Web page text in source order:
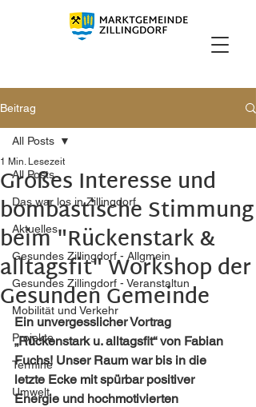
Beitrag
All Posts
Das war los in Zillingdorf
Aktuelles
Gesundes Zillingdorf - Allgmein
Gesundes Zillingdorf - Veranstaltun
Mobilität und Verkehr
Projekte
Termine
Umwelt
All Posts
Großes Interesse und
bombastische Stimmung
beim "Rückenstark &
alltagsfit" Workshop der
Gesunden Gemeinde
1 Min. Lesezeit
Ein unvergesslicher Vortrag
„Rückenstark u. alltagsfit“ von Fabian
Fuchs! Unser Raum war bis in die
letzte Ecke mit spürbar positiver
Energie und hochmotivierten